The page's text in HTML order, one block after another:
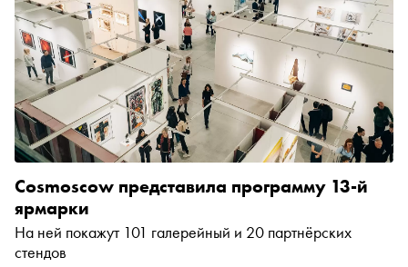
Cosmoscow представила программу 13-й
ярмарки
На ней покажут 101 галерейный и 20 партнёрских
стендов